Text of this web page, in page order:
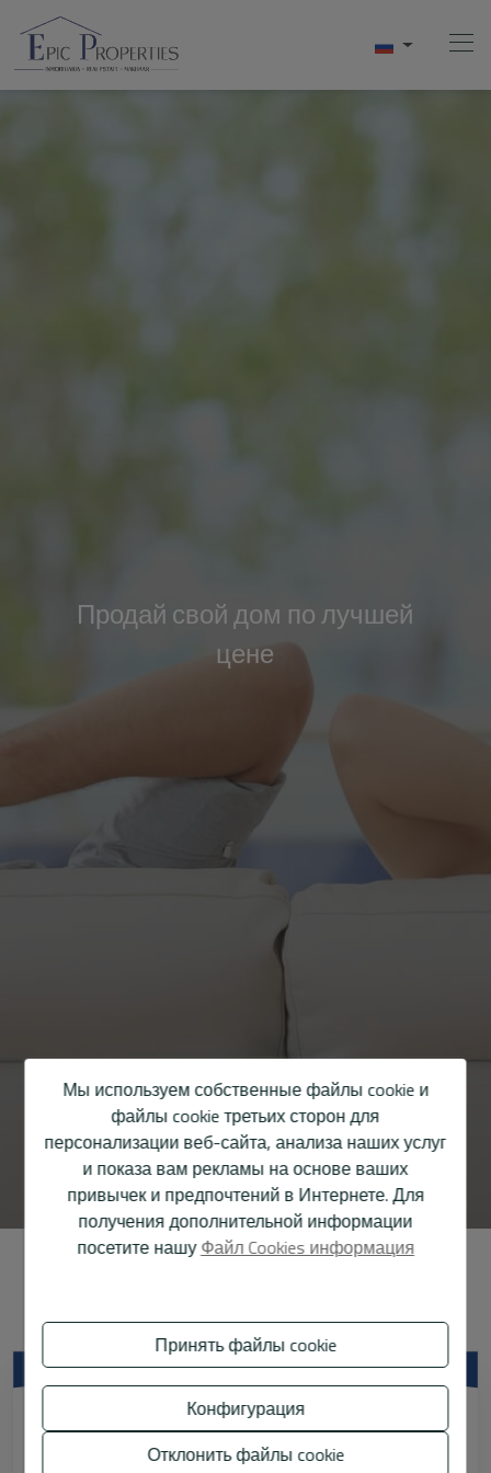
Продай свой дом по лучшей
цене
Тип недвижимости
Мы используем собственные файлы cookie и
файлы cookie третьих сторон для
персонализации веб-сайта, анализа наших услуг
и показа вам рекламы на основе ваших
привычек и предпочтений в Интернете. Для
получения дополнительной информации
посетите нашуФайл Cookies информация
Принять файлы cookie
Конфигурация
Отклонить файлы cookie